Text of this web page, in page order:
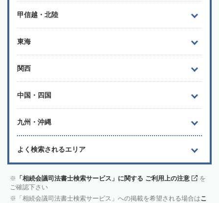
甲信越・北陸
東海
関西
中国・四国
九州・沖縄
よく検索されるエリア
「相続会議司法書士検索サービス」に関する ご利用上の注意
を
ご確認下さい
「相続会議司法書士検索サービス」への掲載を希望される場合はこ